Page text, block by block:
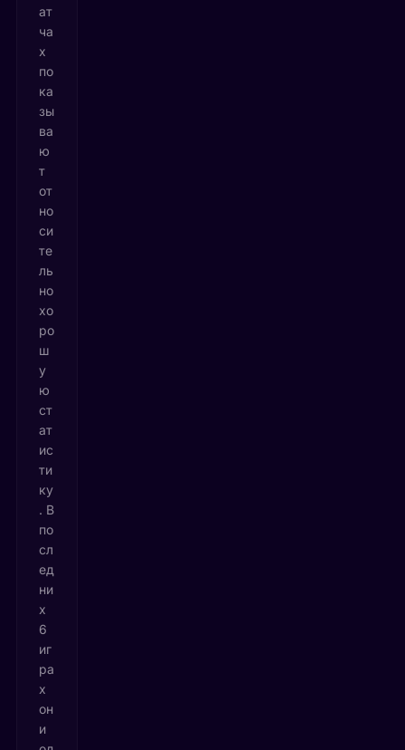
ат
ча
х
по
ка
зы
ва
ю
т
от
но
си
те
ль
но
хо
ро
ш
у
ю
ст
ат
ис
ти
ку
. В
по
сл
ед
ни
х
6
иг
ра
х
он
и